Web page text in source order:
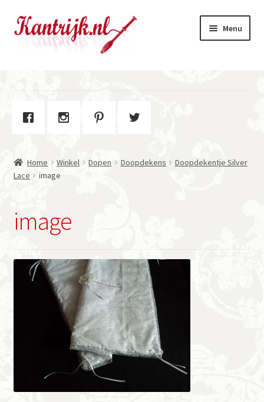
Ga
door
Ga
naar
Menu
Contact
Home Winkel Dopen Doopdekens
Doopdekentje Silver
Lace
image
image